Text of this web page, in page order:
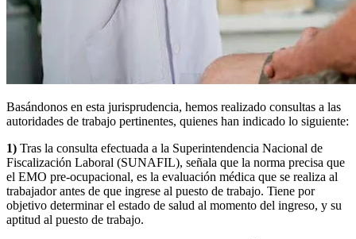
Basándonos en esta jurisprudencia, hemos realizado consultas a las
autoridades de trabajo pertinentes, quienes han indicado lo siguiente:
1) Tras la consulta efectuada a la Superintendencia Nacional de
Fiscalización Laboral (SUNAFIL), señala que la norma precisa que
el EMO pre-ocupacional, es la evaluación médica que se realiza al
trabajador antes de que ingrese al puesto de trabajo. Tiene por
objetivo determinar el estado de salud al momento del ingreso, y su
aptitud al puesto de trabajo.